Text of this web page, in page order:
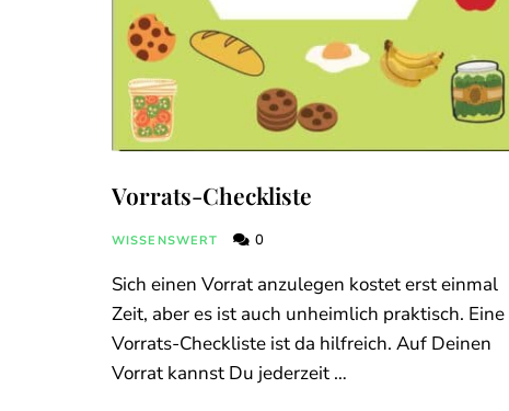
Vorrats-Checkliste
WISSENSWERT 0
Sich einen Vorrat anzulegen kostet erst einmal
Zeit, aber es ist auch unheimlich praktisch. Eine
Vorrats-Checkliste ist da hilfreich. Auf Deinen
Vorrat kannst Du jederzeit …